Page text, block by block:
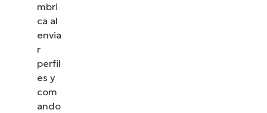
mbri
ca al
envia
r
perfil
es y
com
ando